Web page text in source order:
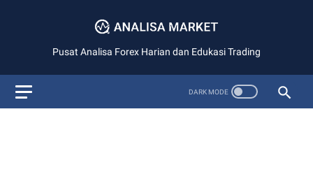
Pusat Analisa Forex Harian dan Edukasi Trading